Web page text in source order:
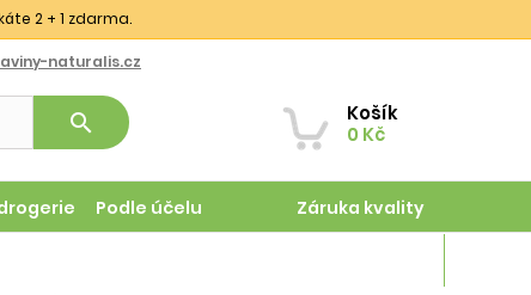
2 + 1 zdarma.
naturalis.cz
Košík
0 Kč
search
Podle účelu Záruka kvality